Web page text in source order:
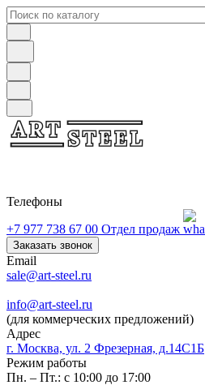
Телефоны
+7 977 738 67 00 Отдел продаж
Заказать звонок
Email
sale@art-steel.ru
info@art-steel.ru
(для коммерческих предложений)
Адрес
г. Москва, ул. 2 Фрезерная, д.14С1Б
Режим работы
Пн. – Пт.: с 10:00 до 17:00